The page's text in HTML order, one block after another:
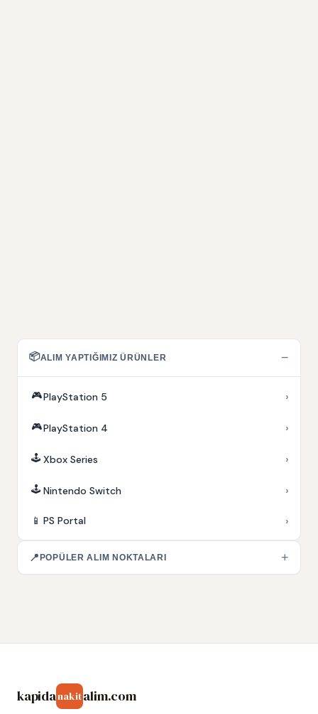
📦ALIM YAPTIĞIMIZ ÜRÜNLER −
🎮PlayStation 5 ›
🎮PlayStation 4 ›
🕹️ Xbox Series ›
🕹️ Nintendo Switch ›
📱 PS Portal ›
📍 POPÜLER ALIM NOKTALARI +
kapidanakitalim.com